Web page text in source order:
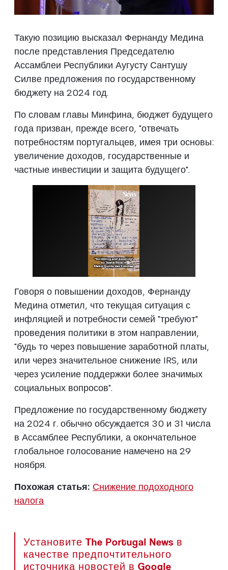
Такую позицию высказал Фернанду Медина
после представления Председателю
Ассамблеи Республики Аугусту Сантушу
Силве предложения по государственному
бюджету на 2024 год.
По словам главы Минфина, бюджет будущего
года призван, прежде всего, "отвечать
потребностям португальцев, имея три основы:
увеличение доходов, государственные и
частные инвестиции и защита будущего".
Говоря о повышении доходов, Фернанду
Медина отметил, что текущая ситуация с
инфляцией и потребности семей "требуют"
проведения политики в этом направлении,
"будь то через повышение заработной платы,
или через значительное снижение IRS, или
через усиление поддержки более значимых
социальных вопросов".
Предложение по государственному бюджету
на 2024 г. обычно обсуждается 30 и 31 числа
в Ассамблее Республики, а окончательное
глобальное голосование намечено на 29
ноября.
Похожая статья: Снижение подоходного
налога
Установите The Portugal News в
качестве предпочтительного
источника новостей в Google